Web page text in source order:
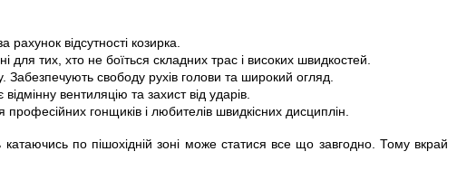
відсутності козирка.
для тих, хто не боїться складних трас і високих швидкостей.
Забезпечують свободу рухів голови та широкий огляд.
вентиляцію та захист від ударів.
гонщиків і любителів швидкісних дисциплін.
по пішохідній зоні може статися все що завгодно. Тому вкрай